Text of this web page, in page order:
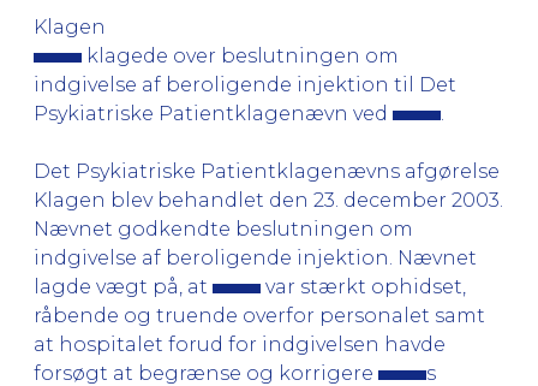
Klagen
klagede over beslutningen om
indgivelse af beroligende injektion til Det
Psykiatriske Patientklagenævn ved
Det Psykiatriske Patientklagenævns afgørelse
Klagen blev behandlet den 23. december 2003.
Nævnet godkendte beslutningen om
indgivelse af beroligende injektion. Nævnet
lagde vægt på, at
var stærkt ophidset,
råbende og truende overfor personalet samt
at hospitalet forud for indgivelsen havde
forsøgt at begrænse og korrigere
s